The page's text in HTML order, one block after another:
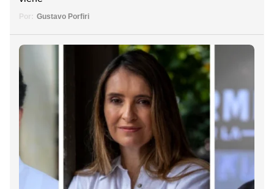
Por: Gustavo Porfiri